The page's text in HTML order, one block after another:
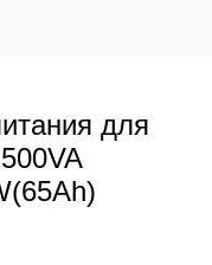
для